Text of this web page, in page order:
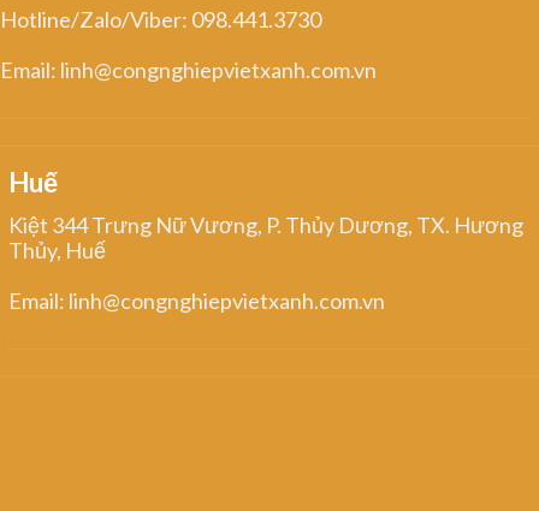
Hotline/Zalo/Viber: 098.441.3730
Email: linh@congnghiepvietxanh.com.vn
Huế
Kiệt 344 Trưng Nữ Vương, P. Thủy Dương, TX. Hương
Thủy, Huế
Email: linh@congnghiepvietxanh.com.vn